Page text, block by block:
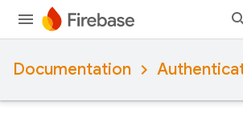
Documentation